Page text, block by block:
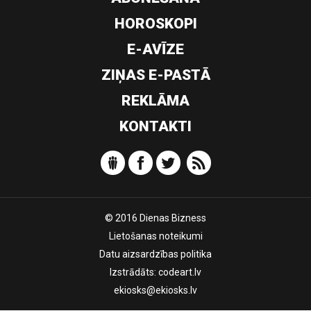
HOROSKOPI
E-AVĪZE
ZIŅAS E-PASTĀ
REKLĀMA
KONTAKTI
© 2016 Dienas Bizness
Lietošanas noteikumi
Datu aizsardzības politika
Izstrādāts: codeart.lv
ekiosks@ekiosks.lv